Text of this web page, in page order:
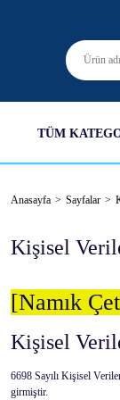
TÜM
Anasayfa Sayfalar
Kişisel
[Namık
Kişisel
6698 Sayılı Kişisel
girmiştir.